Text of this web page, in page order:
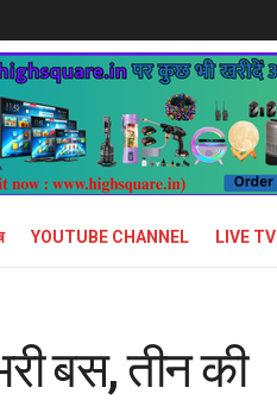
YOUTUBE CHANNEL LIVE TV
बस, तीन की